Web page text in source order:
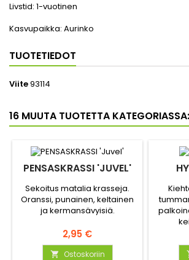
Livstid: 1-vuotinen
Kasvupaikka: Aurinko
TUOTETIEDOT
Viite93114
16 MUUTA TUOTETTA KATEGORIASSA:
PENSASKRASSI 'JUVEL'
Sekoitus matalia krasseja.
Oranssi, punainen, keltainen
ja kermansävyisiä.
Hinta
2,95 €
 Ostoskoriin